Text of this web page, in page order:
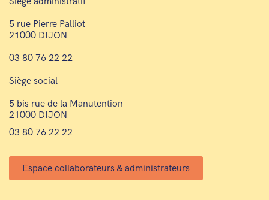
5 rue Pierre Palliot
21000 DIJON
03 80 76 22 22
Siège social
5 bis rue de la Manutention
21000 DIJON
03 80 76 22 22
Espace collaborateurs & administrateurs